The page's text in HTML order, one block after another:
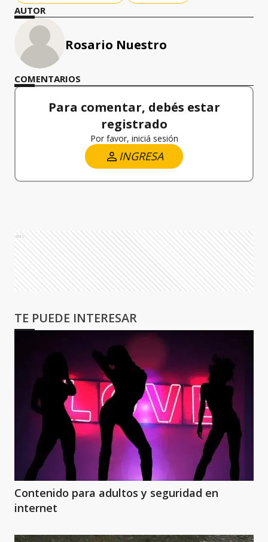
AUTOR
Rosario Nuestro
COMENTARIOS
Para comentar, debés estar
registrado
Por favor, iniciá sesión
INGRESA
Ads
TE PUEDE INTERESAR
Contenido para adultos y seguridad en
internet